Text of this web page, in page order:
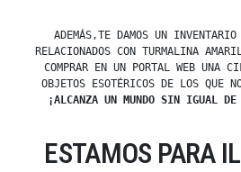
ADEMÁS,TE DAMOS UN INVENTARIO
RELACIONADOS CON TURMALINA
COMPRAR EN UN PORTAL WEB UNA
OBJETOS ESOTÉRICOS DE LOS QUE
¡ALCANZA UN MUNDO SIN IGUAL DE
ESTAMOS PARA